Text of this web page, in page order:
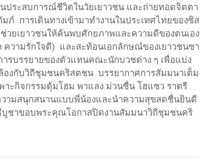
ระสบการณ์ชีวิตในวัยเยาวชน และถ่ายทอดจิตตา
การเดินทางเข้ามาทำงานในประเทศไทยของซิส
วยเยาวชนให้ค้นพบศักยภาพและความดีของตนเอง
วามรักใจดี) และสะท้อนเอกลักษณ์ของเยาวชนซา
รบรรยายของตัวแทนคณะนักบวชต่าง ๆ เพื่อแบ่ง
งกับวิถีชุมชนคริสตชน บรรยากาศการสัมมนาเต็ม
ะกิจกรรมตุ้มโฮม พาแลง ม่วนซื่น โฮแซว ราตรี
ามสนุกสนานแบบพี่น้องและนำความสุขสดชื่นยินดี
ชาขอบพระคุณโอกาสปิดงานสัมมนาวิถีชุมชนคริ